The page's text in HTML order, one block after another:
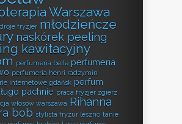
Warszawa
fryzjer młodzieńcze
naskórek peeling
kawitacyjny
perfumeria belle perfumeria
perfumeria henri radzymin
internetowe gdańsk perfum
pachnie praca fryzjer zgierz
włosów warszawa Rihanna
bob stylista fryzur leszno tanie